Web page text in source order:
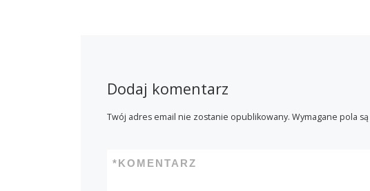
Dodaj komentarz
Twój adres email nie zostanie opublikowany. Wymagane pola
KOMENTARZ
*